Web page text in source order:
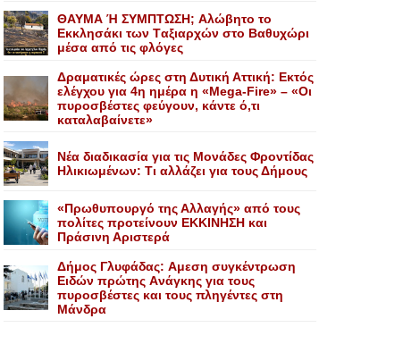
ΘΑΥΜΑ Ή ΣΥΜΠΤΩΣΗ; Aλώβητο το
Eκκλησάκι των Tαξιαρχών στο Bαθυχώρι
μέσα από τις φλόγες
Δραματικές ώρες στη Δυτική Αττική: Εκτός
ελέγχου για 4η ημέρα η «Mega-Fire» – «Οι
πυροσβέστες φεύγουν, κάντε ό,τι
καταλαβαίνετε»
Nέα διαδικασία για τις Mονάδες Φροντίδας
Hλικιωμένων: Tι αλλάζει για τους Δήμους
«Πρωθυπουργό της Αλλαγής» από τους
πολίτες προτείνουν EKKINHΣΗ και
Πράσινη Αριστερά
Δήμος Γλυφάδας: Aμεση συγκέντρωση
Eιδών πρώτης Aνάγκης για τους
πυροσβέστες και τους πληγέντες στη
Mάνδρα